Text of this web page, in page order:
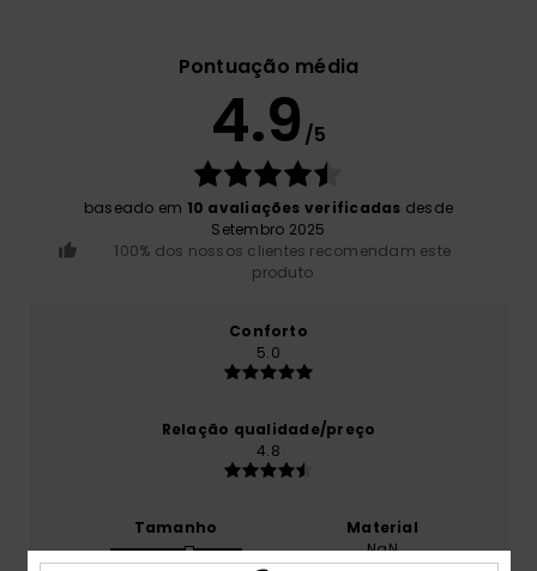
Pontuação média
4.9 /5
baseado em 10 avaliações verificadas desde
Setembro 2025
100% dos nossos clientes recomendam este
produto
Conforto
5.0
Relação qualidade/preço
4.8
Tamanho
Muito pequenoDemasiado grande
Material
NaN